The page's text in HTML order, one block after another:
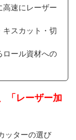
高速にレーザー
キスカット・切
ロール資材への
「レーザー加
ッターの選び